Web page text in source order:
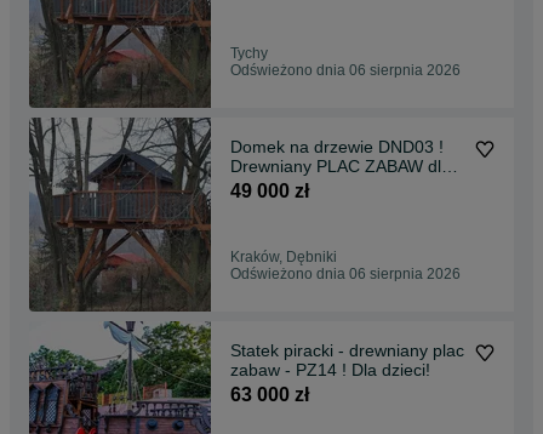
Tychy
Odświeżono dnia 06 sierpnia 2026
Domek na drzewie DND03 !
Drewniany PLAC ZABAW dla
dzieci! LETNISKOWY
49 000 zł
Kraków, Dębniki
Odświeżono dnia 06 sierpnia 2026
Statek piracki - drewniany plac
zabaw - PZ14 ! Dla dzieci!
63 000 zł